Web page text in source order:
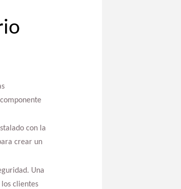
con la
crear un
Una
clientes